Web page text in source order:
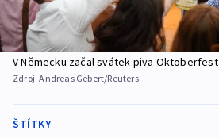
V Německu začal svátek piva Oktoberfest
Zdroj:Andreas Gebert/Reuters
ŠTÍTKY